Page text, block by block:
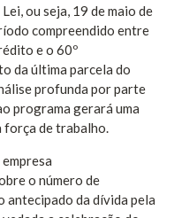
ou seja, 19 de maio de
compreendido entre
e o 60º
da última parcela do
profunda por parte
programa gerará uma
força de trabalho.
o número de
antecipado da dívida pela